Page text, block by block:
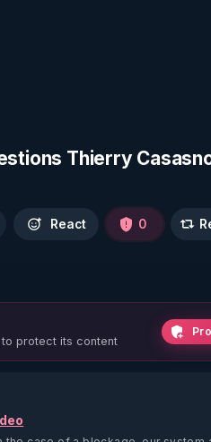
Thierry
React 0
to protect its content